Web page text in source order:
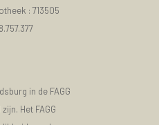
: 713505
in de FAGG
Het FAGG